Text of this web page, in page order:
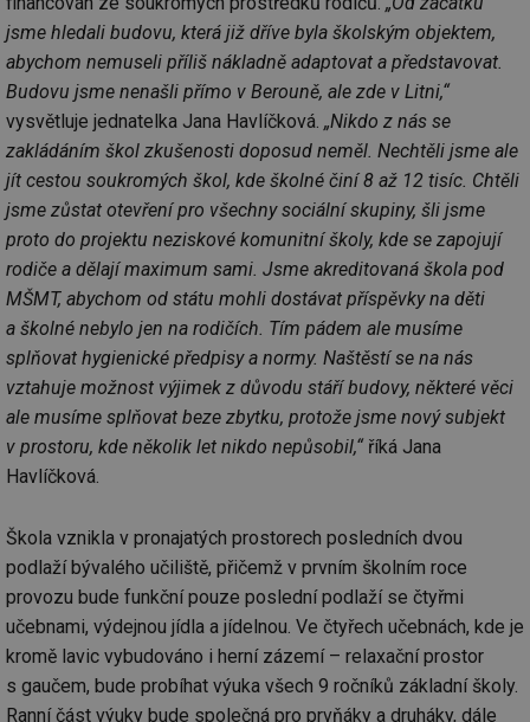
jsme hledali budovu, která již dříve byla školským objektem,
abychom nemuseli příliš nákladně adaptovat a představovat.
Budovu jsme nenašli přímo v Berouně, ale zde v Litni,“
vysvětluje jednatelka Jana Havlíčková. „Nikdo z nás se
zakládáním škol zkušenosti doposud neměl. Nechtěli jsme ale
jít cestou soukromých škol, kde školné činí 8 až 12 tisíc. Chtěli
jsme zůstat otevření pro všechny sociální skupiny, šli jsme
proto do projektu neziskové komunitní školy, kde se zapojují
rodiče a dělají maximum sami. Jsme akreditovaná škola pod
MŠMT, abychom od státu mohli dostávat příspěvky na děti
a školné nebylo jen na rodičích. Tím pádem ale musíme
splňovat hygienické předpisy a normy. Naštěstí se na nás
vztahuje možnost výjimek z důvodu stáří budovy, některé věci
ale musíme splňovat beze zbytku, protože jsme nový subjekt
v prostoru, kde několik let nikdo nepůsobil,“říká Jana
Havlíčková.
Škola vznikla v pronajatých prostorech posledních dvou
podlaží bývalého učiliště, přičemž v prvním školním roce
provozu bude funkční pouze poslední podlaží se čtyřmi
učebnami, výdejnou jídla a jídelnou. Ve čtyřech učebnách, kde je
kromě lavic vybudováno i herní zázemí – relaxační prostor
s gaučem, bude probíhat výuka všech 9 ročníků základní školy.
Ranní část výuky bude společná pro prvňáky a druháky, dále